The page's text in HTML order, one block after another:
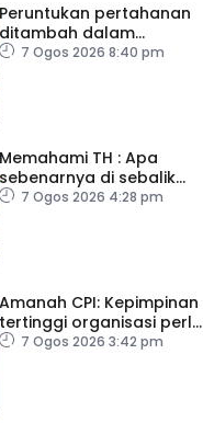
Peruntukan pertahanan
ditambah dalam
Belanjawan 2027
7 Ogos 2026 8:40 pm
Memahami TH : Apa
sebenarnya di sebalik
angka
7 Ogos 2026 4:28 pm
Amanah CPI: Kepimpinan
tertinggi organisasi perlu
pacu reformasi radikal
7 Ogos 2026 3:42 pm